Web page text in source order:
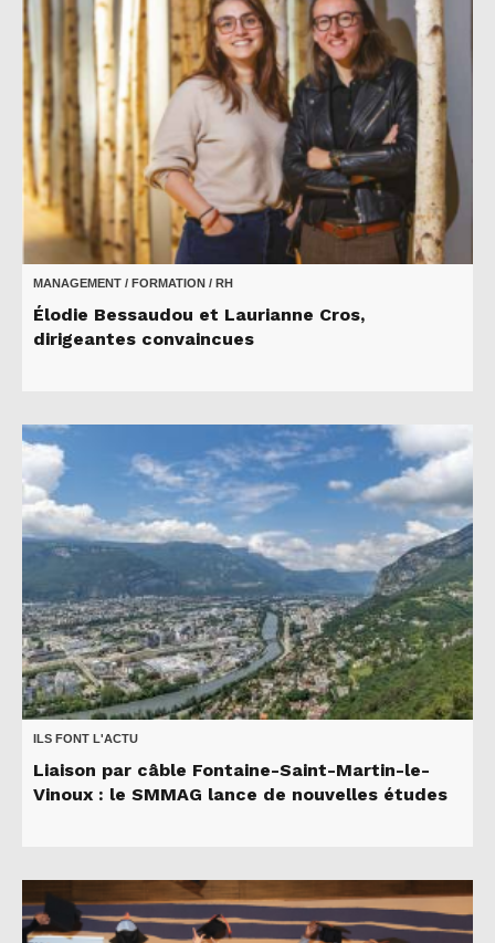
MANAGEMENT / FORMATION / RH
Élodie Bessaudou et Laurianne Cros,
dirigeantes convaincues
ILS FONT L'ACTU
Liaison par câble Fontaine-Saint-Martin-le-
Vinoux : le SMMAG lance de nouvelles études